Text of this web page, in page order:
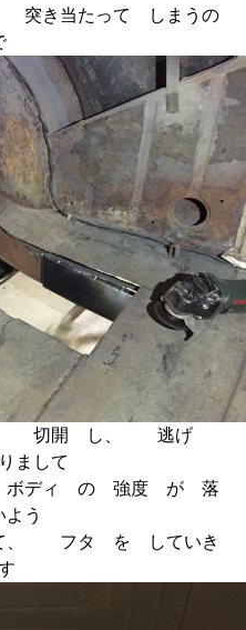
当たって しまうの
切開 し、 逃げ
して
ディ の 強度 が 落
よう
フタ を していき